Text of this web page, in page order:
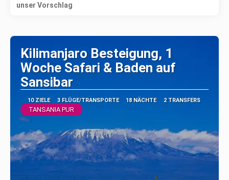
unser Vorschlag
Kilimanjaro Besteigung, 1
Woche Safari & Baden auf
Sansibar
10 ZIELE 3 FLÜGE/TRANSPORTE 18 NÄCHTE 2 TRANSFERS
TANSANIA PUR